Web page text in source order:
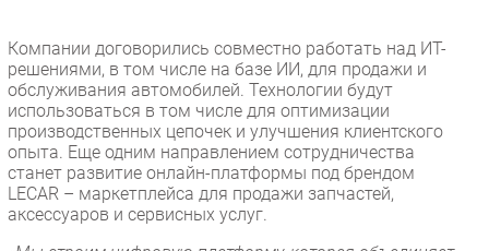
Новости
Аналитика
Интервью
Мероприятия
Проекты
IT класс
Компании договорились совместно работать над ИТ-
решениями, в том числе на базе ИИ, для продажи и
обслуживания автомобилей. Технологии будут
использоваться в том числе для оптимизации
производственных цепочек и улучшения клиентского
опыта. Еще одним направлением сотрудничества
станет развитие онлайн-платформы под брендом
LECAR – маркетплейса для продажи запчастей,
аксессуаров и сервисных услуг.